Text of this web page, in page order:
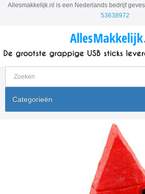
Allesmakkelijk.nl is een Nederlands bedrijf
53638972
Categorieën